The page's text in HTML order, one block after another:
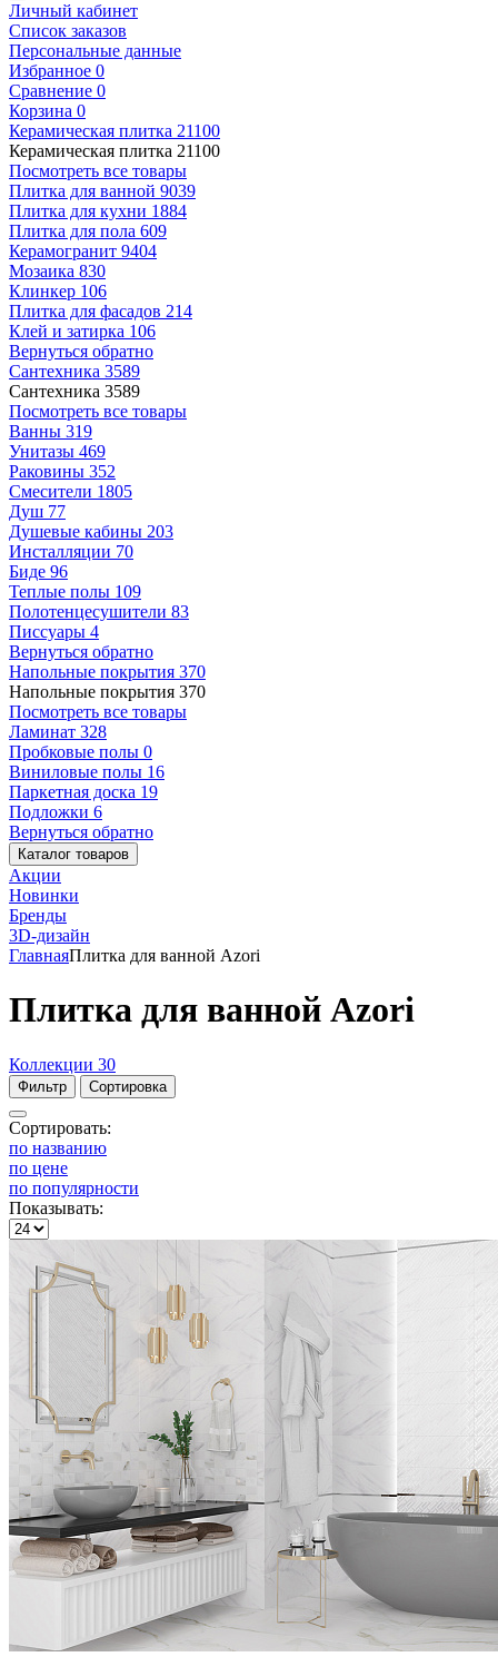
Личный кабинет
Список заказов
Персональные данные
Избранное 0
Сравнение 0
Корзина 0
Керамическая плитка 21100
Керамическая плитка 21100
Посмотреть все товары
Плитка для ванной 9039
Плитка для кухни 1884
Плитка для пола 609
Керамогранит 9404
Мозаика 830
Клинкер 106
Плитка для фасадов 214
Клей и затирка 106
Вернуться обратно
Сантехника 3589
Сантехника 3589
Посмотреть все товары
Ванны 319
Унитазы 469
Раковины 352
Смесители 1805
Душ 77
Душевые кабины 203
Инсталляции 70
Биде 96
Теплые полы 109
Полотенцесушители 83
Писсуары 4
Вернуться обратно
Напольные покрытия 370
Напольные покрытия 370
Посмотреть все товары
Ламинат 328
Пробковые полы 0
Виниловые полы 16
Паркетная доска 19
Подложки 6
Вернуться обратно
Каталог товаров
Акции
Новинки
Бренды
3D-дизайн
ГлавнаяПлитка для ванной Azori
Плитка для ванной Azori
Коллекции 30
Фильтр Сортировка
Сортировать:
по названию
по цене
по популярности
Показывать: